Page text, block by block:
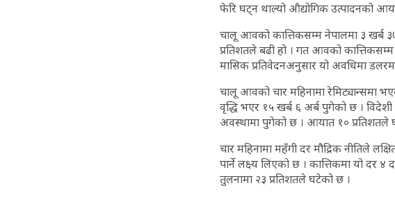
फेरि घट्न थाल्यो औद्योगिक उत्पादनको
चालू आवको कात्तिकसम्म नेपालमा ३ खर्ब
प्रतिशतले बढी हो । गत आवको कात्तिकसम्म
मासिक प्रतिवेदनअनुसार यो अवधिमा
चालू आवको चार महिनामा रेमिट्यान्समा
वृद्धि भएर १५ खर्ब ६ अर्ब पुगेको छ ।
अवस्थामा पुगेको छ । आयात १० प्रतिशतले
चार महिनामा महँगी दर मौद्रिक नीतिले
पार्ने लक्ष्य लिएको छ । कात्तिकमा यो दर
तुलनामा २३ प्रतिशतले घटेको छ ।